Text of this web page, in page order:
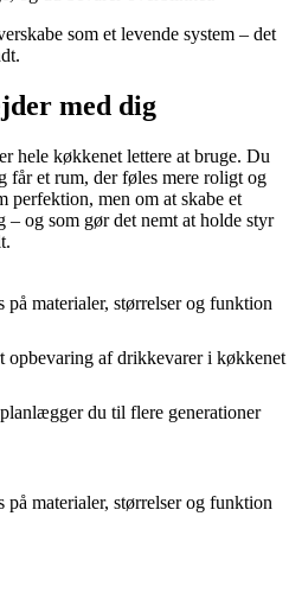
som et levende system – det
med dig
hele køkkenet lettere at bruge. Du
får et rum, der føles mere roligt og
perfektion, men om at skabe et
– og som gør det nemt at holde styr
materialer, størrelser og funktion
opbevaring af drikkevarer i køkkenet
du til flere generationer
materialer, størrelser og funktion